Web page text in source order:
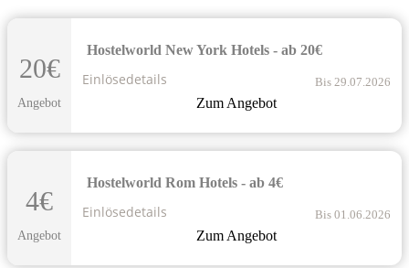
20€
Angebot
Hostelworld New York Hotels - ab 20€
Zum Angebot
Bis 29.07.2026
Einlösedetails
4€
Angebot
Hostelworld Rom Hotels - ab 4€
Zum Angebot
Bis 01.06.2026
Einlösedetails